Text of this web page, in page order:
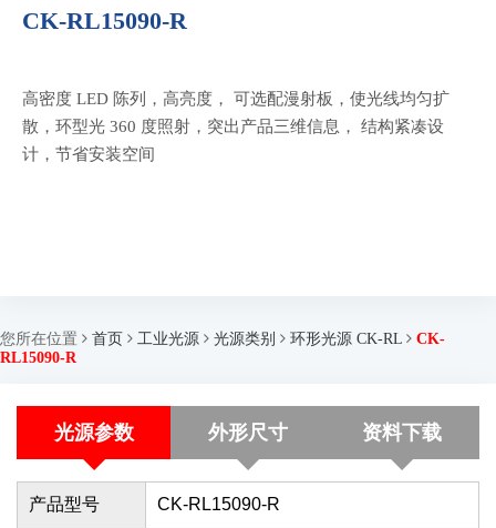
CK-RL15090-R
高密度 LED 陈列，高亮度， 可选配漫射板，使光线均匀扩
散，环型光 360 度照射，突出产品三维信息， 结构紧凑设
计，节省安装空间
您所在位置 首页 工业光源 光源类别 环形光源 CK-RL
CK-
RL15090-R
光源参数 外形尺寸 资料下载
产品型号 CK-RL15090-R